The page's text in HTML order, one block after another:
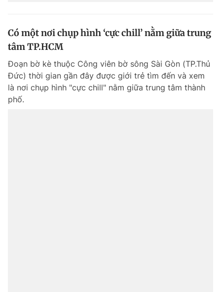
Có một nơi chụp hình ‘cực chill’ nằm giữa trung
tâm TP.HCM
Đoạn bờ kè thuộc Công viên bờ sông Sài Gòn (TP.Thủ
Đức) thời gian gần đây được giới trẻ tìm đến và xem
là nơi chụp hình "cực chill" nằm giữa trung tâm thành
phố.